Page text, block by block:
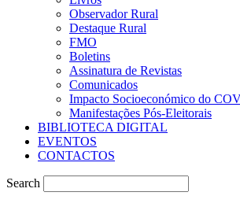
Observador Rural
Destaque Rural
FMO
Boletins
Assinatura de Revistas
Comunicados
Impacto Socioeconómico do
Manifestações Pós-Eleitorais
BIBLIOTECA DIGITAL
EVENTOS
CONTACTOS
Search